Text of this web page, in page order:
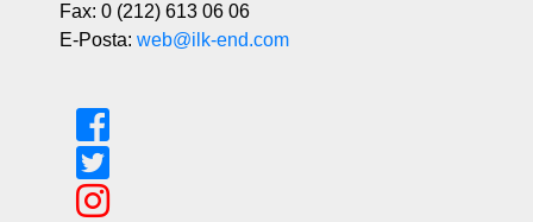
Fax: 0 (212) 613 06 06
E-Posta: web@ilk-end.com